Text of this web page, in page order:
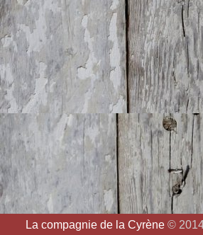
La compagnie de la Cyrène ©